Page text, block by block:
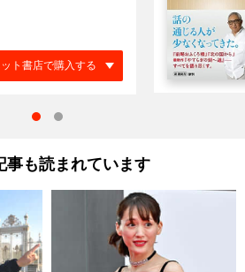
ト書店で購入する
事も読まれています